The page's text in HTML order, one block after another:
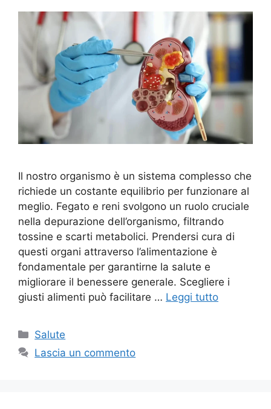
Il nostro organismo è un sistema complesso che
richiede un costante equilibrio per funzionare al
meglio. Fegato e reni svolgono un ruolo cruciale
nella depurazione dell’organismo, filtrando
tossine e scarti metabolici. Prendersi cura di
questi organi attraverso l’alimentazione è
fondamentale per garantirne la salute e
migliorare il benessere generale. Scegliere i
giusti alimenti può facilitare … Leggi tutto
Categorie
Salute
Lascia un commento